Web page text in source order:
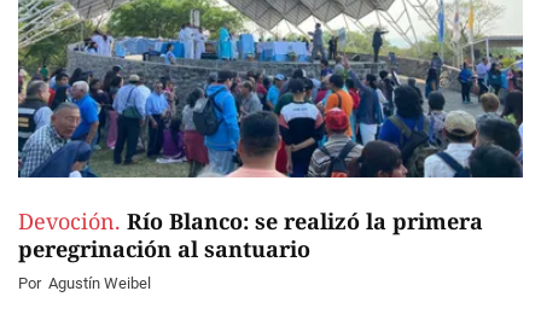
Devoción. Río Blanco: se realizó la primera
peregrinación al santuario
Por Agustín Weibel